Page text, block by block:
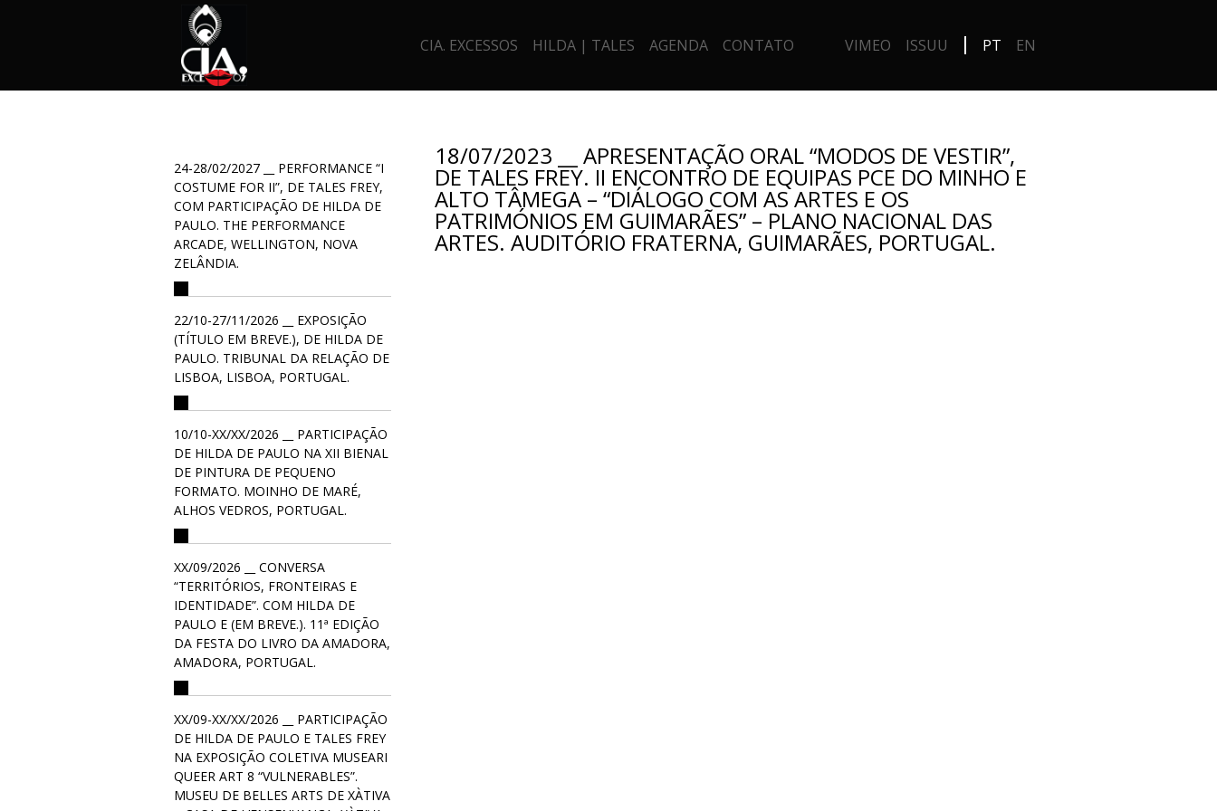
PT EN
VIMEO ISSUU
CIA. EXCESSOS HILDA | TALES AGENDA CONTATO
18/07/2023 __ APRESENTAÇÃO ORAL “MODOS DE VESTIR”,
DE TALES FREY. II ENCONTRO DE EQUIPAS PCE DO MINHO E
ALTO TÂMEGA – “DIÁLOGO COM AS ARTES E OS
PATRIMÓNIOS EM GUIMARÃES” – PLANO NACIONAL DAS
ARTES. AUDITÓRIO FRATERNA, GUIMARÃES, PORTUGAL.
24-28/02/2027 __ PERFORMANCE “I
COSTUME FOR II”, DE TALES FREY,
COM PARTICIPAÇÃO DE HILDA DE
PAULO. THE PERFORMANCE
ARCADE, WELLINGTON, NOVA
ZELÂNDIA.
22/10-27/11/2026 __ EXPOSIÇÃO
(TÍTULO EM BREVE.), DE HILDA DE
PAULO. TRIBUNAL DA RELAÇÃO DE
LISBOA, LISBOA, PORTUGAL.
10/10-XX/XX/2026 __ PARTICIPAÇÃO
DE HILDA DE PAULO NA XII BIENAL
DE PINTURA DE PEQUENO
FORMATO. MOINHO DE MARÉ,
ALHOS VEDROS, PORTUGAL.
XX/09/2026 __ CONVERSA
“TERRITÓRIOS, FRONTEIRAS E
IDENTIDADE”. COM HILDA DE
PAULO E (EM BREVE.). 11ª EDIÇÃO
DA FESTA DO LIVRO DA AMADORA,
AMADORA, PORTUGAL.
XX/09-XX/XX/2026 __ PARTICIPAÇÃO
DE HILDA DE PAULO E TALES FREY
NA EXPOSIÇÃO COLETIVA MUSEARI
QUEER ART 8 “VULNERABLES”.
MUSEU DE BELLES ARTS DE XÀTIVA